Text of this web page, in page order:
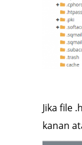
Jika file
kanan